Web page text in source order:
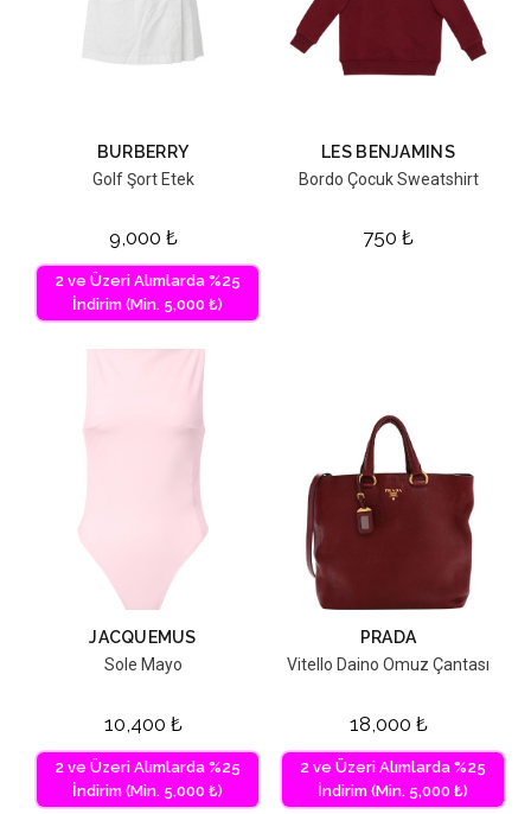
BURBERRY
Golf Şort Etek
9,000 ₺
2 ve Üzeri Alımlarda %25
İndirim (Min. 5,000 ₺)
LES BENJAMINS
Bordo Çocuk Sweatshirt
750 ₺
JACQUEMUS
Sole Mayo
10,400 ₺
2 ve Üzeri Alımlarda %25
İndirim (Min. 5,000 ₺)
PRADA
Vitello Daino Omuz Çantası
18,000 ₺
2 ve Üzeri Alımlarda %25
İndirim (Min. 5,000 ₺)